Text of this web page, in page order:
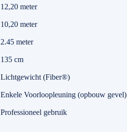
12,20 meter
10,20 meter
2.45 meter
135 cm
Lichtgewicht (Fiber®)
Enkele Voorloopleuning (opbouw gevel)
Professioneel gebruik